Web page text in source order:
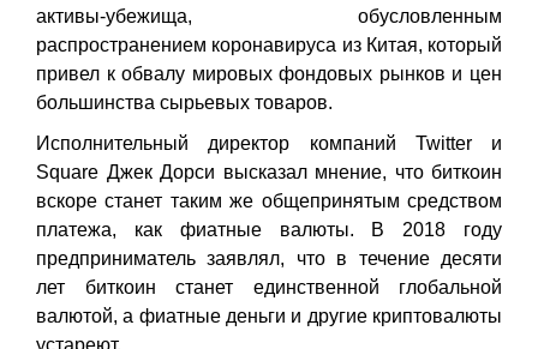
активы-убежища, обусловленным
распространением коронавируса из Китая, который
привел к обвалу мировых фондовых рынков и цен
большинства сырьевых товаров.
Исполнительный директор компаний Twitter и
Square Джек Дорси высказал мнение, что биткоин
вскоре станет таким же общепринятым средством
платежа, как фиатные валюты. В 2018 году
предприниматель заявлял, что в течение десяти
лет биткоин станет единственной глобальной
валютой, а фиатные деньги и другие криптовалюты
устареют.